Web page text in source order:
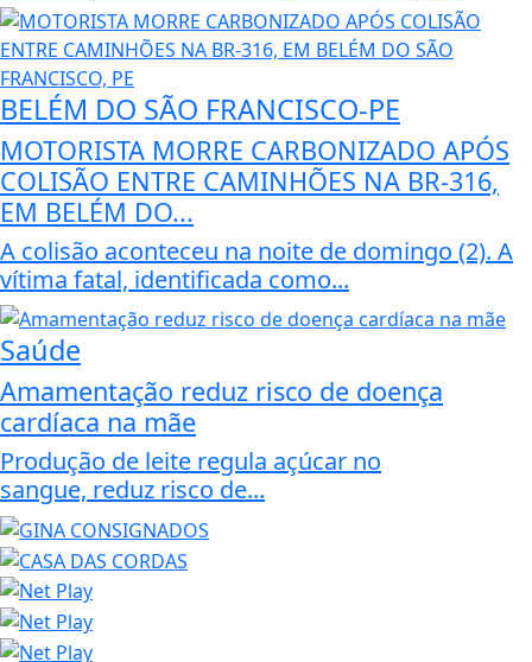
BELÉM DO SÃO FRANCISCO-PE
MOTORISTA MORRE CARBONIZADO APÓS
COLISÃO ENTRE CAMINHÕES NA BR-316,
EM BELÉM DO...
A colisão aconteceu na noite de domingo (2). A
vítima fatal, identificada como...
Saúde
Amamentação reduz risco de doença
cardíaca na mãe
Produção de leite regula açúcar no
sangue, reduz risco de...